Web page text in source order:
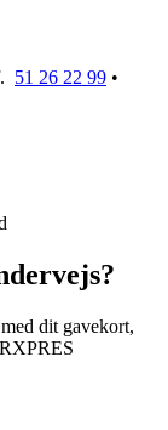
51 26 22 99 •
dit gavekort,